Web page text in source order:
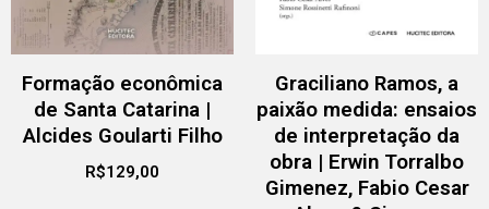
Formação econômica
de Santa Catarina |
Alcides Goularti Filho
R$129,00
Graciliano Ramos, a
paixão medida: ensaios
de interpretação da
obra | Erwin Torralbo
Gimenez, Fabio Cesar